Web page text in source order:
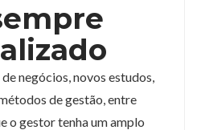
negócios, novos estudos,
de gestão, entre
o gestor tenha um amplo